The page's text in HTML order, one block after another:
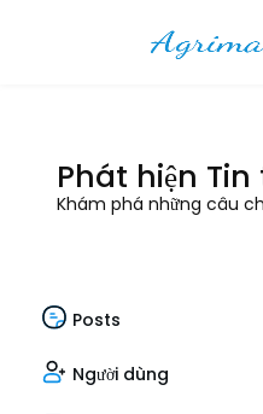
Phát hiện Tin
Khám phá những câu
Posts
Người dùng